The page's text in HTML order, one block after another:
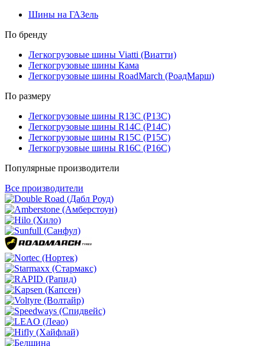
Шины на ГАЗель
По бренду
Легкогрузовые шины Viatti (Виатти)
Легкогрузовые шины Кама
Легкогрузовые шины RoadMarch (РоадМарш)
По размеру
Легкогрузовые шины R13C (Р13С)
Легкогрузовые шины R14C (Р14С)
Легкогрузовые шины R15C (Р15С)
Легкогрузовые шины R16C (Р16С)
Популярные производители
Все производители